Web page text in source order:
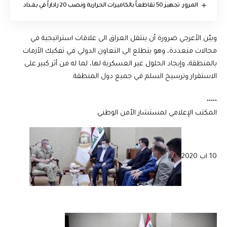
المرور: تجهيز 50 تقاطعاً بالكاميرات الحرارية ونصب 20 راداراً في بغداد
وبيّن الأعرجي ضرورة أن ينتقل العراق الى علاقات استراتيجية في
مجالات متعددة، وهو يتطلع الى التعاون الدولي في تفكيك الأزمات
بالمنطقة، وإيجاد الحلول غير العسكرية لها، لما له من أثر كبير على
الاستقرار وترسيخ السلم في جميع دول المنطقة.
•••••
المكتب الإعلامي لمستشار الأمن الوطني
10 اب 2020